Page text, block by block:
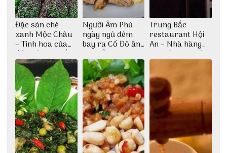
Đặc sản chè
xanh Mộc Châu
– Tinh hoa của
đất trời Tây Bắc
Người Âm Phủ
ngày ngủ đêm
bay ra Cố Đô ăn
Cơm Âm Phủ
Huế
Trung Bắc
restaurant Hội
An – Nhà hàng
cao lầu có thiết
kế vô cùng ấn
tượng giữa lòng
phố Hội